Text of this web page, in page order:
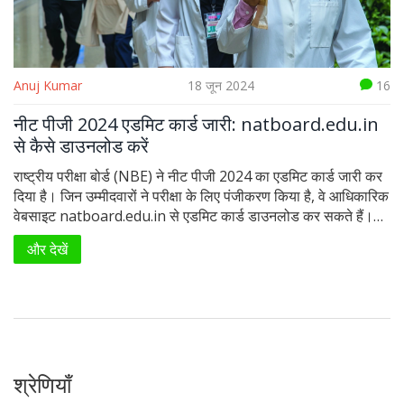
Anuj Kumar 18 जून 2024 16
नीट पीजी 2024 एडमिट कार्ड जारी: natboard.edu.in
से कैसे डाउनलोड करें
राष्ट्रीय परीक्षा बोर्ड (NBE) ने नीट पीजी 2024 का एडमिट कार्ड जारी कर
दिया है। जिन उम्मीदवारों ने परीक्षा के लिए पंजीकरण किया है, वे आधिकारिक
वेबसाइट natboard.edu.in से एडमिट कार्ड डाउनलोड कर सकते हैं।
एडमिट कार्ड डाउनलोड करने के लिए, उम्मीदवारों को अपने यूजर आईडी और
पासवर्ड से लॉगिन करना होगा। परीक्षा 23 जून को आयोजित की जाएगी और
और देखें
श्रेणियाँ